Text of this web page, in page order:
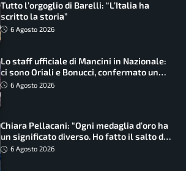
Tutto l’orgoglio di Barelli: “L’Italia ha
scritto la storia”
6 Agosto 2026
Lo staff ufficiale di Mancini in Nazionale:
ci sono Oriali e Bonucci, confermato un
ritorno
6 Agosto 2026
Chiara Pellacani: “Ogni medaglia d’oro ha
un significato diverso. Ho fatto il salto di
qualità”
6 Agosto 2026